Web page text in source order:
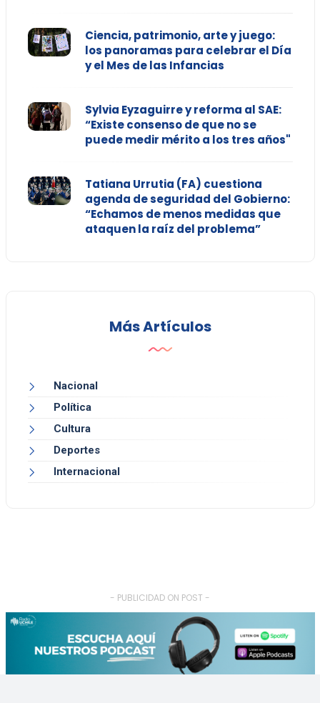
Ciencia, patrimonio, arte y juego:
los panoramas para celebrar el Día
y el Mes de las Infancias
Sylvia Eyzaguirre y reforma al SAE:
“Existe consenso de que no se
puede medir mérito a los tres años"
Tatiana Urrutia (FA) cuestiona
agenda de seguridad del Gobierno:
“Echamos de menos medidas que
ataquen la raíz del problema”
Más Artículos
Nacional
Política
Cultura
Deportes
Internacional
- PUBLICIDAD ON POST -